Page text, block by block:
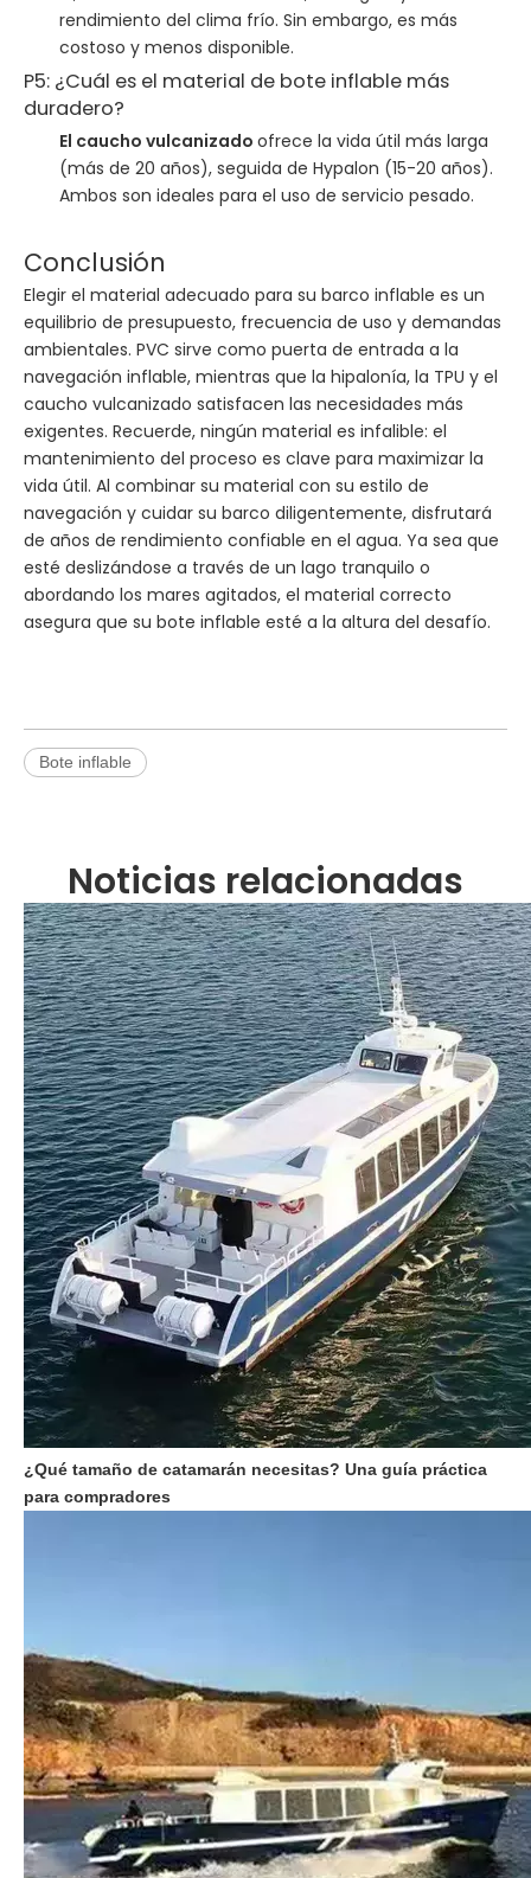
rendimiento del clima frío. Sin embargo, es más
costoso y menos disponible.
P5: ¿Cuál es el material de bote inflable más
duradero?
El caucho vulcanizado ofrece la vida útil más larga
(más de 20 años), seguida de Hypalon (15-20 años).
Ambos son ideales para el uso de servicio pesado.
Conclusión
Elegir el material adecuado para su barco inflable es un
equilibrio de presupuesto, frecuencia de uso y demandas
ambientales. PVC sirve como puerta de entrada a la
navegación inflable, mientras que la hipalonía, la TPU y el
caucho vulcanizado satisfacen las necesidades más
exigentes. Recuerde, ningún material es infalible: el
mantenimiento del proceso es clave para maximizar la
vida útil. Al combinar su material con su estilo de
navegación y cuidar su barco diligentemente, disfrutará
de años de rendimiento confiable en el agua. Ya sea que
esté deslizándose a través de un lago tranquilo o
abordando los mares agitados, el material correcto
asegura que su bote inflable esté a la altura del desafío.
Bote inflable
Noticias relacionadas
¿Qué tamaño de catamarán necesitas? Una guía práctica
para compradores